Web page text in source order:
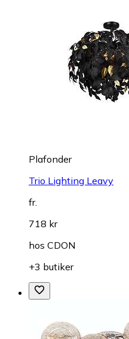
Plafonder
Trio Lighting Leavy
fr.
718 kr
hos CDON
+3 butiker